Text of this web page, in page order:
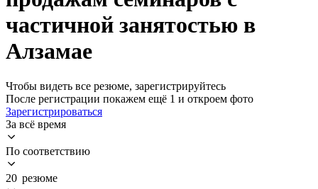
частичной занятостью в
Алзамае
Чтобы видеть все резюме, зарегистрируйтесь
После регистрации покажем ещё 1 и откроем фото
Зарегистрироваться
За всё время
По соответствию
20 резюме